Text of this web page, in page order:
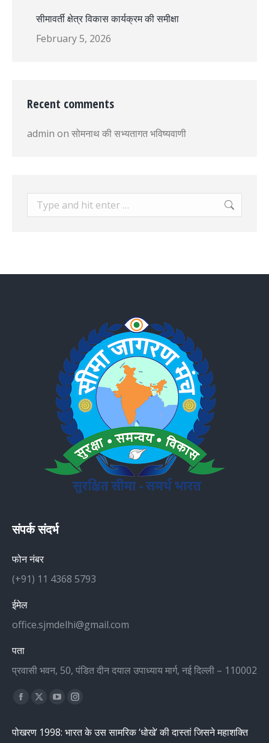
सीमावर्ती क्षेत्र विकास कार्यक्रम की समीक्षा
February 5, 2026
Recent comments
admin on सोमनाथ की सभ्यतागत भविष्यवाणी
Search:
संपर्क संदर्भ
फोन नंबर
(+91) 11 4368 5793
ईमेल
office.sjmdelhi@gmail.com
पता
प्रवासी भवन, 50, पंडित दीन दयाल उपाध्याय मार्ग, नई दिल्ली – 110002
Find us on:
Facebook
opens
X
opens
YouTube
opens
Instagram
opens
पोखरण 1998: भारत के उस सामरिक ‘धोखे’ की दास्तां जिसने महाशक्ति